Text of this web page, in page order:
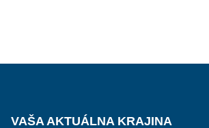
VAŠA AKTUÁLNA KRAJINA